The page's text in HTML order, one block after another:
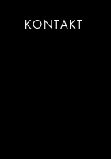
KONTAKT